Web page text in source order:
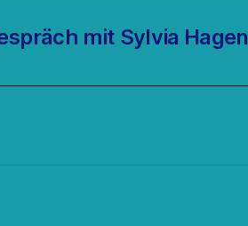
mit Sylvia Hagen